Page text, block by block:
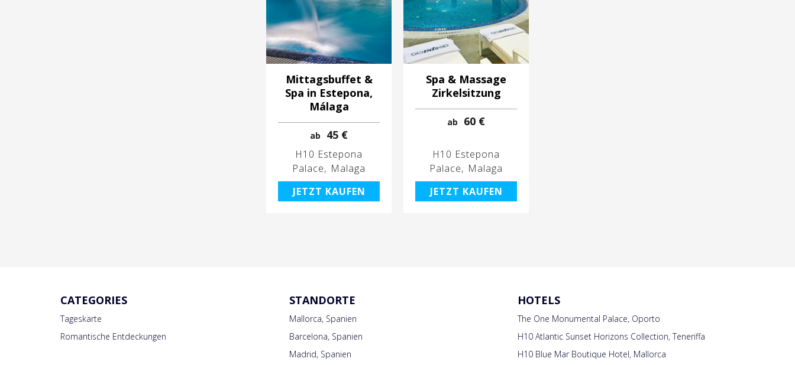
Mittagsbuffet &
Spa in Estepona,
Málaga
ab 45 €
H10 Estepona
Palace
Malaga
JETZT KAUFEN
Spa & Massage
Zirkelsitzung
ab 60 €
H10 Estepona
Palace
Malaga
JETZT KAUFEN
CATEGORIES
Tageskarte
Romantische Entdeckungen
STANDORTE
Mallorca, Spanien
Barcelona, Spanien
Madrid, Spanien
HOTELS
The One Monumental Palace, Oporto
H10 Atlantic Sunset Horizons Collection, Teneriffa
H10 Blue Mar Boutique Hotel, Mallorca